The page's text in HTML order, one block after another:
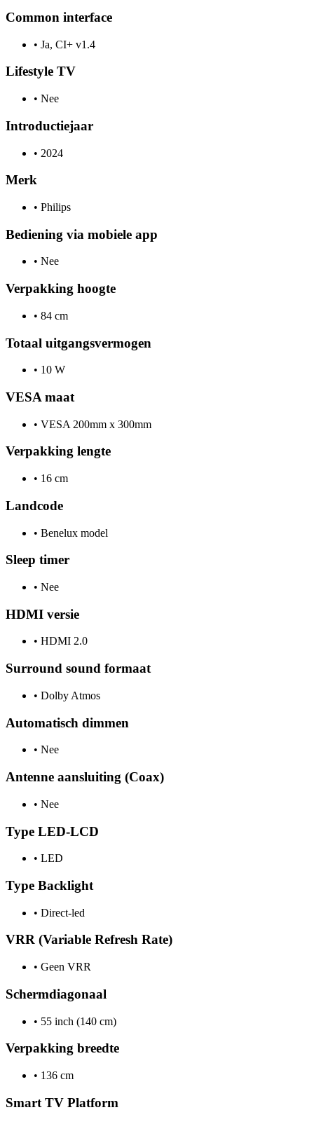
Common interface
• Ja, CI+ v1.4
Lifestyle TV
• Nee
Introductiejaar
• 2024
Merk
• Philips
Bediening via mobiele app
• Nee
Verpakking hoogte
• 84 cm
Totaal uitgangsvermogen
• 10 W
VESA maat
• VESA 200mm x 300mm
Verpakking lengte
• 16 cm
Landcode
• Benelux model
Sleep timer
• Nee
HDMI versie
• HDMI 2.0
Surround sound formaat
• Dolby Atmos
Automatisch dimmen
• Nee
Antenne aansluiting (Coax)
• Nee
Type LED-LCD
• LED
Type Backlight
• Direct-led
VRR (Variable Refresh Rate)
• Geen VRR
Schermdiagonaal
• 55 inch (140 cm)
Verpakking breedte
• 136 cm
Smart TV Platform